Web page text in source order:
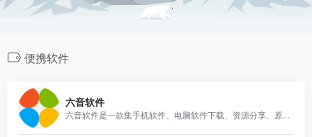
便携软件
六音软件
六音软件是一款集手机软件、电脑软件下载、资源分享、原创内容发布以及社区交流于一体的综合性软件平台。